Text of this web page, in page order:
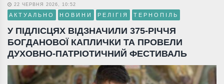
22 ЧЕРВНЯ 2026, 10:52
АКТУАЛЬНО НОВИНИ РЕЛІГІЯ ТЕРНОПІЛЬ
У ПІДЛІСЦЯХ ВІДЗНАЧИЛИ 375-РІЧЧЯ
БОГДАНОВОЇ КАПЛИЧКИ ТА ПРОВЕЛИ
ДУХОВНО-ПАТРІОТИЧНИЙ ФЕСТИВАЛЬ